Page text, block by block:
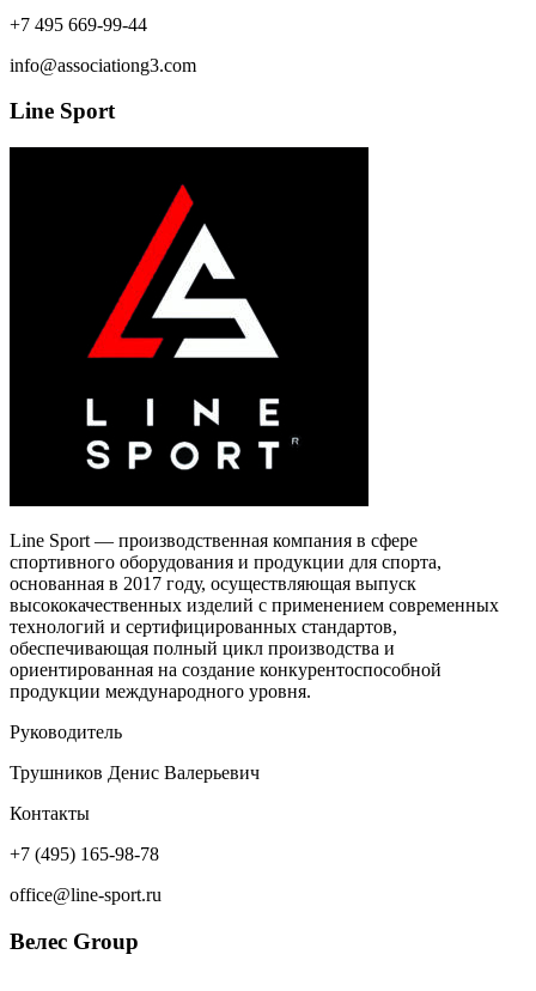
+7 495 669-99-44
info@associationg3.com
Line Sport
Line Sport — производственная компания в сфере
спортивного оборудования и продукции для спорта,
основанная в 2017 году, осуществляющая выпуск
высококачественных изделий с применением современных
технологий и сертифицированных стандартов,
обеспечивающая полный цикл производства и
ориентированная на создание конкурентоспособной
продукции международного уровня.
Руководитель
Трушников Денис Валерьевич
Контакты
+7 (495) 165-98-78
office@line-sport.ru
Велес Group